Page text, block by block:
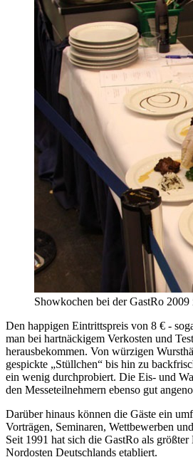
Showkochen bei der GastRo
Den happigen Eintrittspreis von 8 € -
man bei hartnäckigem Verkosten und
herausbekommen. Von würzigen
gespickte „Stüllchen“ bis hin zu
ein wenig durchprobiert. Die Eis- und
den Messeteilnehmern ebenso gut
Darüber hinaus können die Gäste ein
Vorträgen, Seminaren, Wettbewerben
Seit 1991 hat sich die GastRo als
Nordosten Deutschlands etabliert.